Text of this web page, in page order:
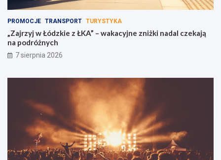
PROMOCJE TRANSPORT TURYSTYKA
„Zajrzyj w Łódzkie z ŁKA” – wakacyjne zniżki nadal czekają
na podróżnych
7 sierpnia 2026